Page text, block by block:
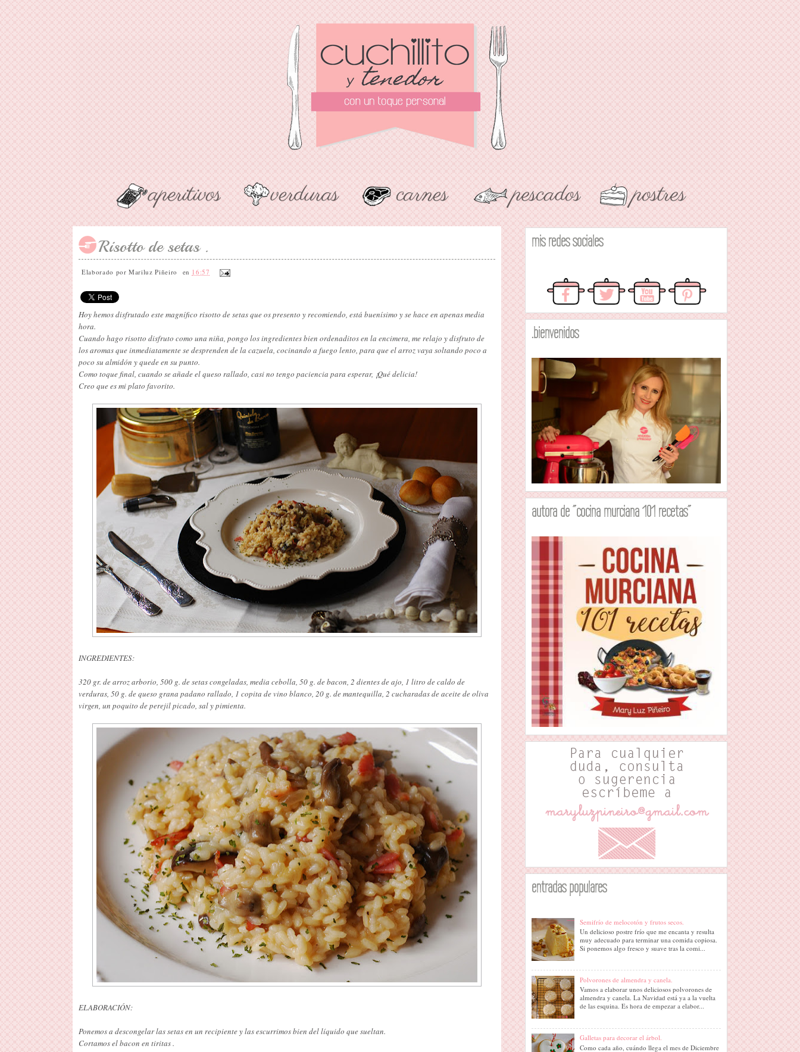
Risotto de setas .
Elaborado porMariluz Piñeiro en 16:57
Hoy hemos disfrutado este magnífico risotto de setas que os presento y recomiendo, está buenísimo y se hace en apenas media
hora.
Cuando hago risotto disfruto como una niña, pongo los ingredientes bien ordenaditos en la encimera, me relajo y disfruto de
los aromas que inmediatamente se desprenden de la cazuela, cocinando a fuego lento, para que el arroz vaya soltando poco a
poco su almidón y quede en su punto.
Como toque final, cuando se añade el queso rallado, casi no tengo paciencia para esperar, ¡Qué delicia!
Creo que es mi plato favorito.
INGREDIENTES:
320 gr. de arroz arborio, 500 g. de setas congeladas, media cebolla, 50 g. de bacon, 2 dientes de ajo, 1 litro de caldo de
verduras, 50 g. de queso grana padano rallado, 1 copita de vino blanco, 20 g. de mantequilla, 2 cucharadas de aceite de oliva
virgen, un poquito de perejil picado, sal y pimienta.
ELABORACIÓN:
Ponemos a descongelar las setas en un recipiente y las escurrimos bien del líquido que sueltan.
Cortamos el bacon en tiritas .
mis redes sociales
.bienvenidos
autora de "cocina murciana 101 recetas"
entradas populares
Semifrío de melocotón y frutos secos.
Un delicioso postre frío que me encanta y resulta
muy adecuado para terminar una comida copiosa.
Si ponemos algo fresco y suave tras la comi...
Polvorones de almendra y canela.
Vamos a elaborar unos deliciosos polvorones de
almendra y canela. La Navidad está ya a la vuelta
de las esquina. Es hora de empezar a elabor...
Galletas para decorar el árbol.
Como cada año, cuándo llega el mes de Diciembre